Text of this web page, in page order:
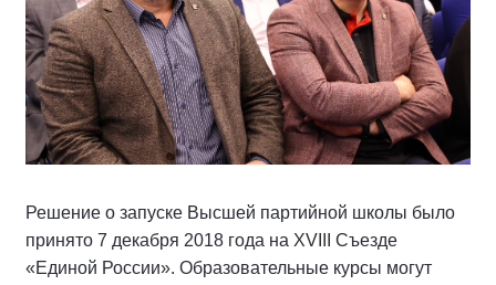
Решение о запуске Высшей партийной школы было
принято 7 декабря 2018 года на XVIII Съезде
«Единой России». Образовательные курсы могут